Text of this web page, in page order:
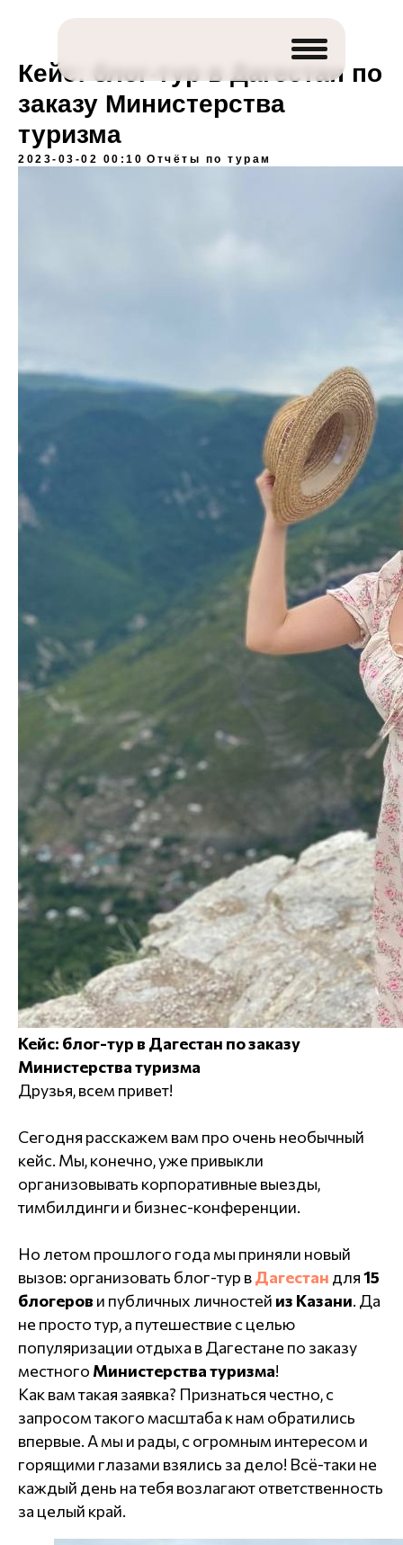
Кейс: блог-тур в Дагестан по
заказу Министерства
туризма
2023-03-02 00:10 Отчёты по турам
Кейс: блог-тур в Дагестан по заказу
Министерства туризма
Друзья, всем привет!
Сегодня расскажем вам про очень необычный
кейс. Мы, конечно, уже привыкли
организовывать корпоративные выезды,
тимбилдинги и бизнес-конференции.
Но летом прошлого года мы приняли новый
вызов: организовать блог-тур вДагестан для15
блогеров и публичных личностей из Казани. Да
не просто тур, а путешествие с целью
популяризации отдыха в Дагестане по заказу
местного Министерства туризма!
Как вам такая заявка? Признаться честно, с
запросом такого масштаба к нам обратились
впервые. А мы и рады, с огромным интересом и
горящими глазами взялись за дело! Всё-таки не
каждый день на тебя возлагают ответственность
за целый край.